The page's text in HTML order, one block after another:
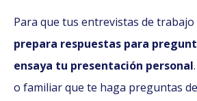
Para que tus entrevistas de
prepara respuestas para
ensaya tu presentación personal
o familiar que te haga preguntas